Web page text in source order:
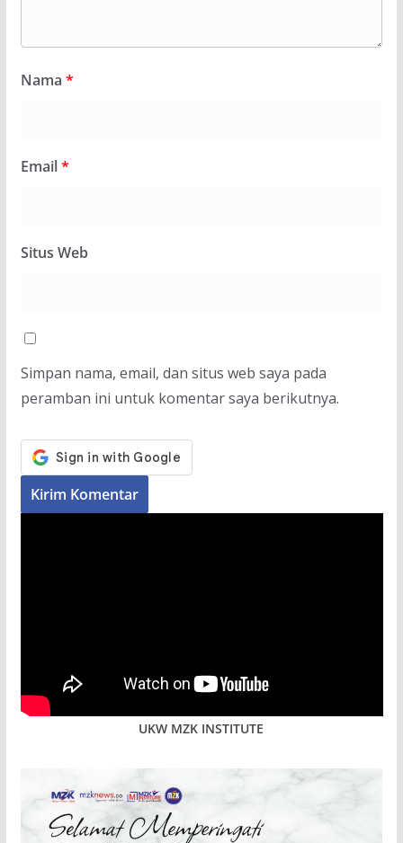
Nama *
Email*
Situs Web
Simpan nama, email, dan situs web saya pada
peramban ini untuk komentar saya berikutnya.
UKW MZK INSTITUTE